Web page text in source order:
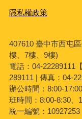
隱私權政策
407610 臺中市西屯
樓、7樓、9樓)
電話：04-22289111【
289111 | 傳真：04-
辦公時間：8:00-
班時間：8:00-8:30、
統一編號：10927253